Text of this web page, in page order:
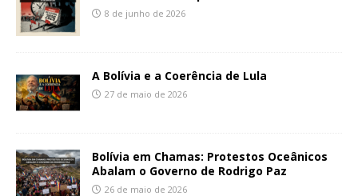
8 de junho de 2026
A Bolívia e a Coerência de Lula
27 de maio de 2026
Bolívia em Chamas: Protestos Oceânicos
Abalam o Governo de Rodrigo Paz
26 de maio de 2026